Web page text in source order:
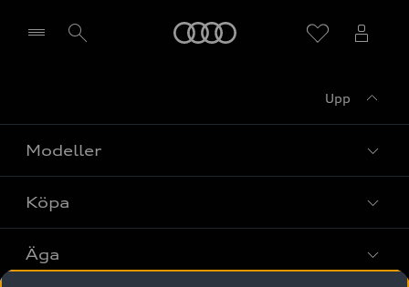
Upp
Modeller
Alla modeller
Elbilar
Köpa
Privaterbjudanden
Äga